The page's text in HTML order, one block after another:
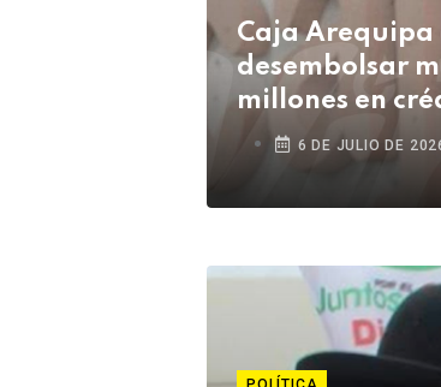
Caja Arequipa
desembolsar
millones en
durante su
Fiestas Patrias
6 DE JULIO DE